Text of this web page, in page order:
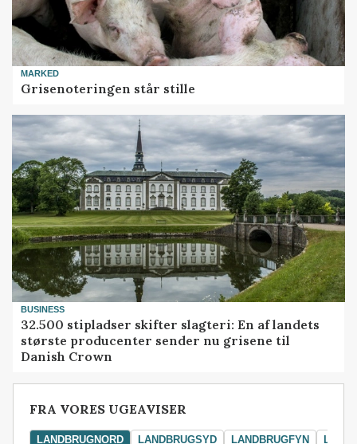
MARKED
Grisenoteringen står stille
BUSINESS
32.500 stipladser skifter slagteri: En af landets
største producenter sender nu grisene til
Danish Crown
FRA VORES UGEAVISER
LANDBRUGNORD LANDBRUGSYD LANDBRUGFYN